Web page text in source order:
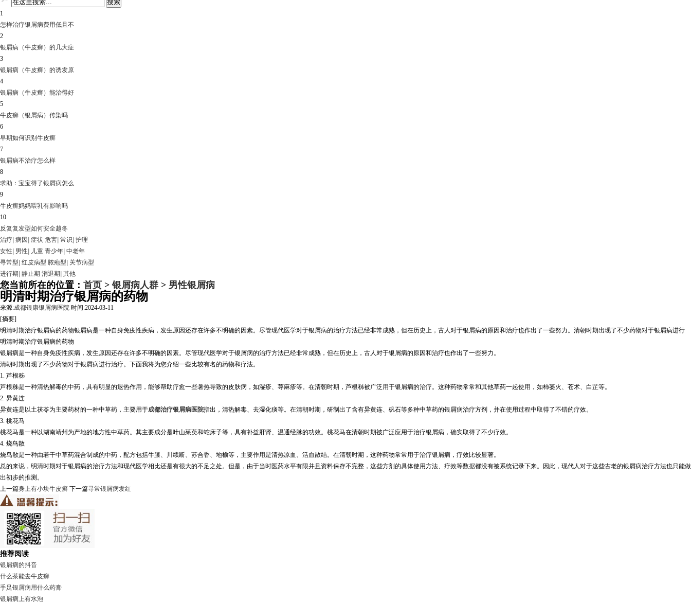
1
怎样治疗银屑病费用低且不
2
银屑病（牛皮癣）的几大症
3
银屑病（牛皮癣）的诱发原
4
银屑病（牛皮癣）能治得好
5
牛皮癣（银屑病）传染吗
6
早期如何识别牛皮癣
7
银屑病不治疗怎么样
8
求助：宝宝得了银屑病怎么
9
牛皮癣妈妈喂乳有影响吗
10
反复复发型如何安全越冬
治疗 病因 症状 危害 常识 护理
女性 男性 儿童 青少年 中老年
寻常型 红皮病型 脓疱型 关节病型
进行期 静止期 消退期 其他
您当前所在的位置： 首页 >银屑病人群 > 男性银屑病
明清时期治疗银屑病的药物
来源:成都银康银屑病医院 时间:2024-03-11
[摘要]
明清时期治疗银屑病的药物银屑病是一种自身免疫性疾病，发生原因还存在许多不明确的因素。尽管现代医学对于银屑病的治疗方法已经非常成熟，但在历史上，古人对于银屑病的原因和治疗也作出了一些努力。清朝时期出现了不少药物对于银屑病进行
明清时期治疗银屑病的药物
银屑病是一种自身免疫性疾病，发生原因还存在许多不明确的因素。尽管现代医学对于银屑病的治疗方法已经非常成熟，但在历史上，古人对于银屑病的原因和治疗也作出了一些努力。
清朝时期出现了不少药物对于银屑病进行治疗。下面我将为您介绍一些比较有名的药物和疗法。
1. 芦根秭
芦根秭是一种清热解毒的中药，具有明显的退热作用，能够帮助疗愈一些暑热导致的皮肤病，如湿疹、荨麻疹等。在清朝时期，芦根秭被广泛用于银屑病的治疗。这种药物常常和其他草药一起使用，如柿萎火、苍术、白芷等。
2. 异黄连
异黄连是以土茯苓为主要药材的一种中草药，主要用于成都治疗银屑病医院指出，清热解毒、去湿化痰等。在清朝时期，研制出了含有异黄连、矾石等多种中草药的银屑病治疗方剂，并在使用过程中取得了不错的疗效。
3. 桃花马
桃花马是一种以湖南靖州为产地的地方性中草药。其主要成分是叶山茱萸和蛇床子等，具有补益肝肾、温通经脉的功效。桃花马在清朝时期被广泛应用于治疗银屑病，确实取得了不少疗效。
4. 烧鸟散
烧鸟散是一种由若干中草药混合制成的中药，配方包括牛膝、川续断、苏合香、地榆等，主要作用是清热凉血、活血散结。在清朝时期，这种药物常常用于治疗银屑病，疗效比较显著。
总的来说，明清时期对于银屑病的治疗方法和现代医学相比还是有很大的不足之处。但是，由于当时医药水平有限并且资料保存不完整，这些方剂的具体使用方法、疗效等数据都没有被系统记录下来。因此，现代人对于这些古老的银屑病治疗方法也只能做
出初步的推测。
上一篇身上有小块牛皮癣 下一篇寻常银屑病发红
推荐阅读
银屑病的抖音
什么茶能去牛皮癣
手足银屑病用什么药膏
银屑病上有水泡